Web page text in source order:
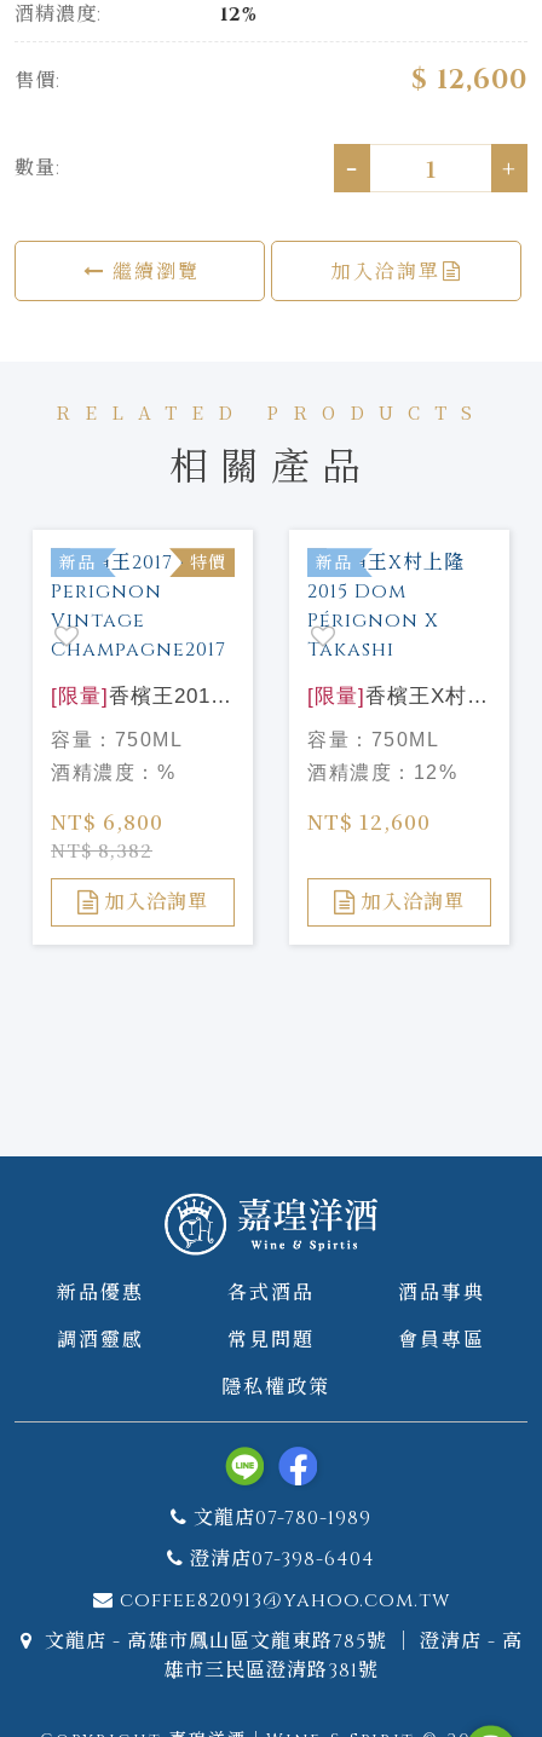
酒精濃度: 12%
售價: $ 12,600
數量: - +
繼續瀏覽 加入洽詢單
RELATED PRODUCTS
相關產品
新品 特價
[限量] 香檳王2017
Dom Perignon
Vintage
Champagne2017
容量： 750ML
酒精濃度： %
NT$ 6,800
NT$ 8,382
加入洽詢單
新品
[限量] 香檳王X村上
隆 2015 Dom
Pérignon X
Takashi
容量： 750ML
酒精濃度： 12%
NT$ 12,600
加入洽詢單
新品優惠 各式酒品
酒品事典
調酒靈感
常見問題
會員專區
隱私權政策
文龍店07-780-1989
澄清店07-398-6404
coffee820913@yahoo.com.tw
文龍店 - 高雄市鳳山區文龍東路785號 ｜ 澄清店 - 高
雄市三民區澄清路381號